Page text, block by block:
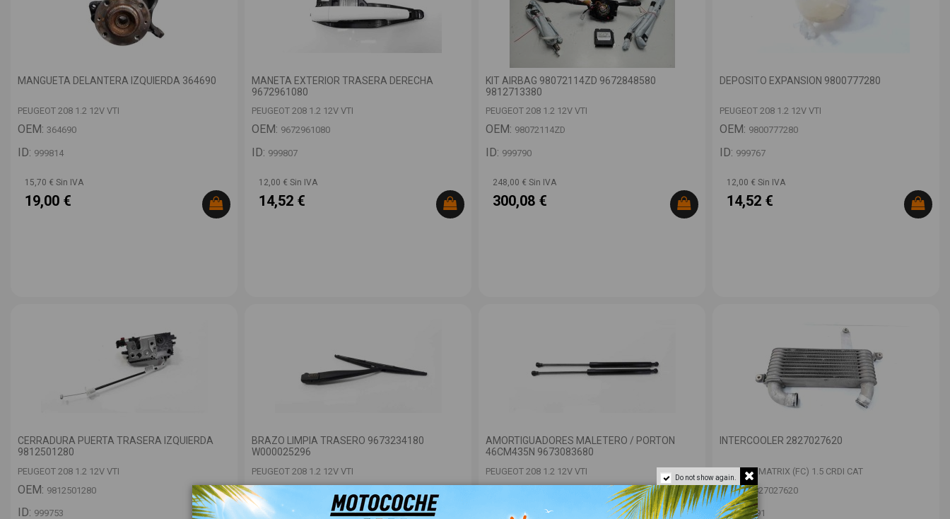
MANGUETA DELANTERA IZQUIERDA 364690
PEUGEOT 208 1.2 12V VTI
OEM: 364690
ID: 999814
15,70 € Sin IVA
19,00 €
MANETA EXTERIOR TRASERA DERECHA
9672961080
PEUGEOT 208 1.2 12V VTI
OEM: 9672961080
ID: 999807
12,00 € Sin IVA
14,52 €
KIT AIRBAG 98072114ZD 9672848580
9812713380
PEUGEOT 208 1.2 12V VTI
OEM: 98072114ZD
ID: 999790
248,00 € Sin IVA
300,08 €
DEPOSITO EXPANSION 9800777280
PEUGEOT 208 1.2 12V VTI
OEM: 9800777280
ID: 999767
12,00 € Sin IVA
14,52 €
CERRADURA PUERTA TRASERA IZQUIERDA
9812501280
PEUGEOT 208 1.2 12V VTI
OEM: 9812501280
ID: 999753
BRAZO LIMPIA TRASERO 9673234180
W000025296
PEUGEOT 208 1.2 12V VTI
OEM:
ID: 999734
AMORTIGUADORES MALETERO / PORTON
46CM435N 9673083680
PEUGEOT 208 1.2 12V VTI
OEM:
999717
INTERCOOLER 2827027620
HYUNDAI MATRIX (FC) 1.5 CRDI CAT
OEM:2827027620
ID:999691
Do not show again.